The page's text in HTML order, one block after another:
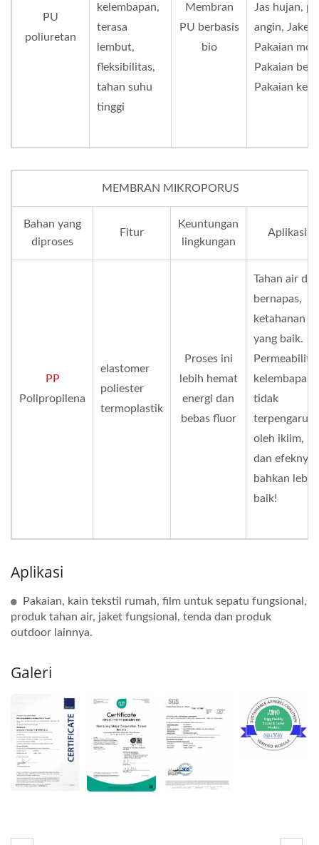
PU
poliuretan
kelembapan,
terasa
lembut,
fleksibilitas,
tahan suhu
tinggi
Membran
PU berbasis
bio
Jas hujan,
angin, Jaket
Pakaian
Pakaian
Pakaian
MEMBRAN MIKROPORUS
Bahan yang
diproses
Fitur
Keuntungan
lingkungan
Aplikasi
PP
Polipropilena
elastomer
poliester
termoplastik
Proses ini
lebih hemat
energi dan
bebas fluor
Tahan air dan
bernapas,
ketahanan
yang baik.
kelembapan
tidak
terpengaruh
oleh iklim,
dan efeknya
bahkan lebih
baik!
Aplikasi
Pakaian, kain tekstil rumah, film untuk sepatu fungsional,
produk tahan air, jaket fungsional, tenda dan produk
outdoor lainnya.
Galeri